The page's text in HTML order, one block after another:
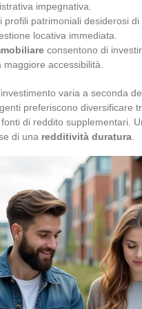
impegnativa.
profili patrimoniali desiderosi
locativa immediata.
consentono di
accessibilità.
varia a seconda
preferiscono diversificare
di reddito supplementari.
di una redditività duratura